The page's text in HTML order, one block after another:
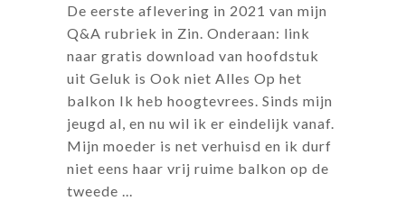
De eerste aflevering in 2021 van mijn
Q&A rubriek in Zin. Onderaan: link
naar gratis download van hoofdstuk
uit Geluk is Ook niet Alles Op het
balkon Ik heb hoogtevrees. Sinds mijn
jeugd al, en nu wil ik er eindelijk vanaf.
Mijn moeder is net verhuisd en ik durf
niet eens haar vrij ruime balkon op de
tweede ...